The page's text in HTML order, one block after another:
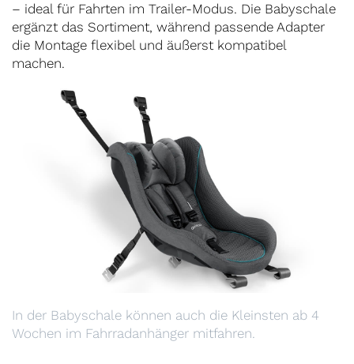
In der Babyschale können auch die Kleinsten ab 4
Wochen im Fahrradanhänger mitfahren.
– ideal für Fahrten im Trailer-Modus. Die Babyschale
ergänzt das Sortiment, während passende Adapter
die Montage flexibel und äußerst kompatibel
machen.